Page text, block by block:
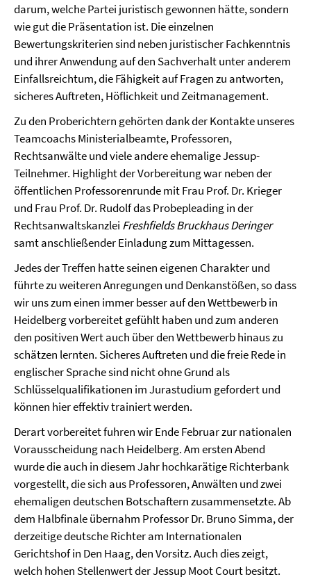
darum, welche Partei juristisch gewonnen hätte, sondern
wie gut die Präsentation ist. Die einzelnen
Bewertungskriterien sind neben juristischer Fachkenntnis
und ihrer Anwendung auf den Sachverhalt unter anderem
Einfallsreichtum, die Fähigkeit auf Fragen zu antworten,
sicheres Auftreten, Höflichkeit und Zeitmanagement.
Zu den Proberichtern gehörten dank der Kontakte unseres
Teamcoachs Ministerialbeamte, Professoren,
Rechtsanwälte und viele andere ehemalige Jessup-
Teilnehmer. Highlight der Vorbereitung war neben der
öffentlichen Professorenrunde mit Frau Prof. Dr. Krieger
und Frau Prof. Dr. Rudolf das Probepleading in der
Rechtsanwaltskanzlei Freshfields Bruckhaus Deringer
samt anschließender Einladung zum Mittagessen.
Jedes der Treffen hatte seinen eigenen Charakter und
führte zu weiteren Anregungen und Denkanstößen, so dass
wir uns zum einen immer besser auf den Wettbewerb in
Heidelberg vorbereitet gefühlt haben und zum anderen
den positiven Wert auch über den Wettbewerb hinaus zu
schätzen lernten. Sicheres Auftreten und die freie Rede in
englischer Sprache sind nicht ohne Grund als
Schlüsselqualifikationen im Jurastudium gefordert und
können hier effektiv trainiert werden.
Derart vorbereitet fuhren wir Ende Februar zur nationalen
Vorausscheidung nach Heidelberg. Am ersten Abend
wurde die auch in diesem Jahr hochkarätige Richterbank
vorgestellt, die sich aus Professoren, Anwälten und zwei
ehemaligen deutschen Botschaftern zusammensetzte. Ab
dem Halbfinale übernahm Professor Dr. Bruno Simma, der
derzeitige deutsche Richter am Internationalen
Gerichtshof in Den Haag, den Vorsitz. Auch dies zeigt,
welch hohen Stellenwert der Jessup Moot Court besitzt.